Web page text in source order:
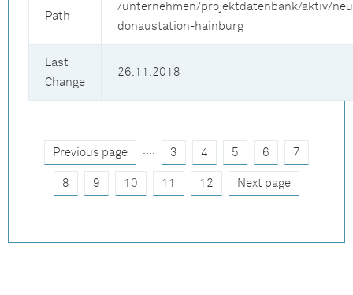
Path
/unternehmen/projektdatenbank/aktiv/
donaustation-hainburg
Last
Change
26.11.2018
Previous page .... 3 4 5 6 7
8 9 10 11 12 Next page